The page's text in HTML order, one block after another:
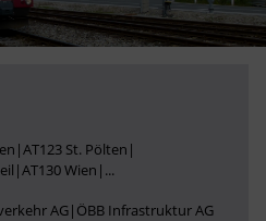
|AT123 St. Pölten |
|AT130 Wien | ...
AG| ÖBB Infrastruktur AG